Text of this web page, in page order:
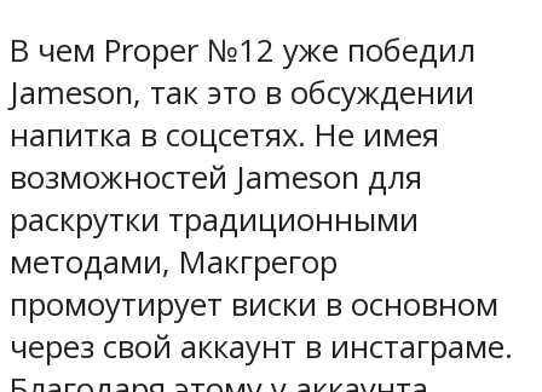
В чем Proper №12 уже победил
Jameson, так это в обсуждении
напитка в соцсетях. Не имея
возможностей Jameson для
раскрутки традиционными
методами, Макгрегор
промоутирует виски в основном
через свой аккаунт в инстаграме.